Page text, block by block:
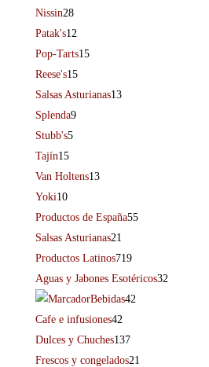
Nissin28
Patak's12
Pop-Tarts15
Reese's15
Salsas Asturianas13
Splenda9
Stubb's5
Tajín15
Van Holtens13
Yoki10
Productos de España55
Salsas Asturianas21
Productos Latinos719
Aguas y Jabones Esotéricos32
Bebidas42
Cafe e infusiones42
Dulces y Chuches137
Frescos y congelados21